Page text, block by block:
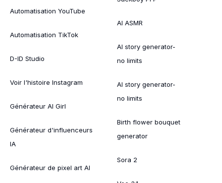
Automatisation YouTube
Automatisation TikTok
D-ID Studio
Voir l'histoire Instagram
Générateur AI Girl
Générateur d'influenceurs
IA
Générateur de pixel art AI
AI ASMR
AI story generator-
no limits
AI story generator-
no limits
Birth flower bouquet
generator
Sora 2